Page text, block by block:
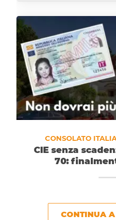
CONSOLATO
CIE senza
70:
CONTINUA A